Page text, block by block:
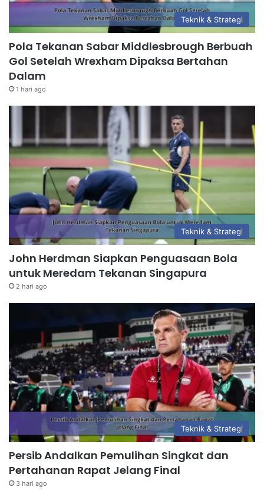
Teknik & Strategi
Pola Tekanan Sabar Middlesbrough Berbuah
Gol Setelah Wrexham Dipaksa Bertahan
Dalam
1 hari ago
Teknik & Strategi
John Herdman Siapkan Penguasaan Bola
untuk Meredam Tekanan Singapura
2 hari ago
Teknik & Strategi
Persib Andalkan Pemulihan Singkat dan
Pertahanan Rapat Jelang Final
3 hari ago